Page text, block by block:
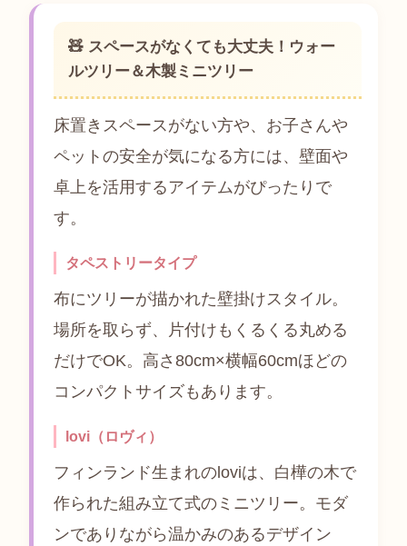
🧸 スペースがなくても大丈夫！ウォー
ルツリー＆木製ミニツリー
床置きスペースがない方や、お子さんや
ペットの安全が気になる方には、壁面や
卓上を活用するアイテムがぴったりで
す。
タペストリータイプ
布にツリーが描かれた壁掛けスタイル。
場所を取らず、片付けもくるくる丸める
だけでOK。高さ80cm×横幅60cmほどの
コンパクトサイズもあります。
lovi（ロヴィ）
フィンランド生まれのloviは、白樺の木で
作られた組み立て式のミニツリー。モダ
ンでありながら温かみのあるデザイン